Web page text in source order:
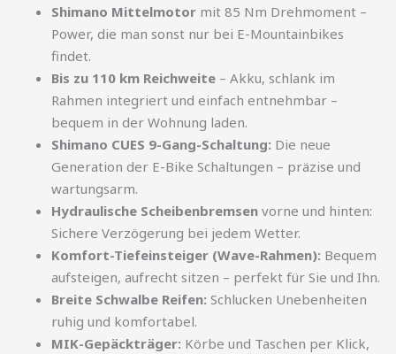
Shimano Mittelmotor mit 85 Nm Drehmoment –
Power, die man sonst nur bei E-Mountainbikes
findet.
Bis zu 110 km Reichweite – Akku, schlank im
Rahmen integriert und einfach entnehmbar –
bequem in der Wohnung laden.
Shimano CUES 9-Gang-Schaltung: Die neue
Generation der E-Bike Schaltungen – präzise und
wartungsarm.
Hydraulische Scheibenbremsen vorne und hinten:
Sichere Verzögerung bei jedem Wetter.
Komfort-Tiefeinsteiger (Wave-Rahmen): Bequem
aufsteigen, aufrecht sitzen – perfekt für Sie und Ihn.
Breite Schwalbe Reifen: Schlucken Unebenheiten
ruhig und komfortabel.
MIK-Gepäckträger: Körbe und Taschen per Klick,